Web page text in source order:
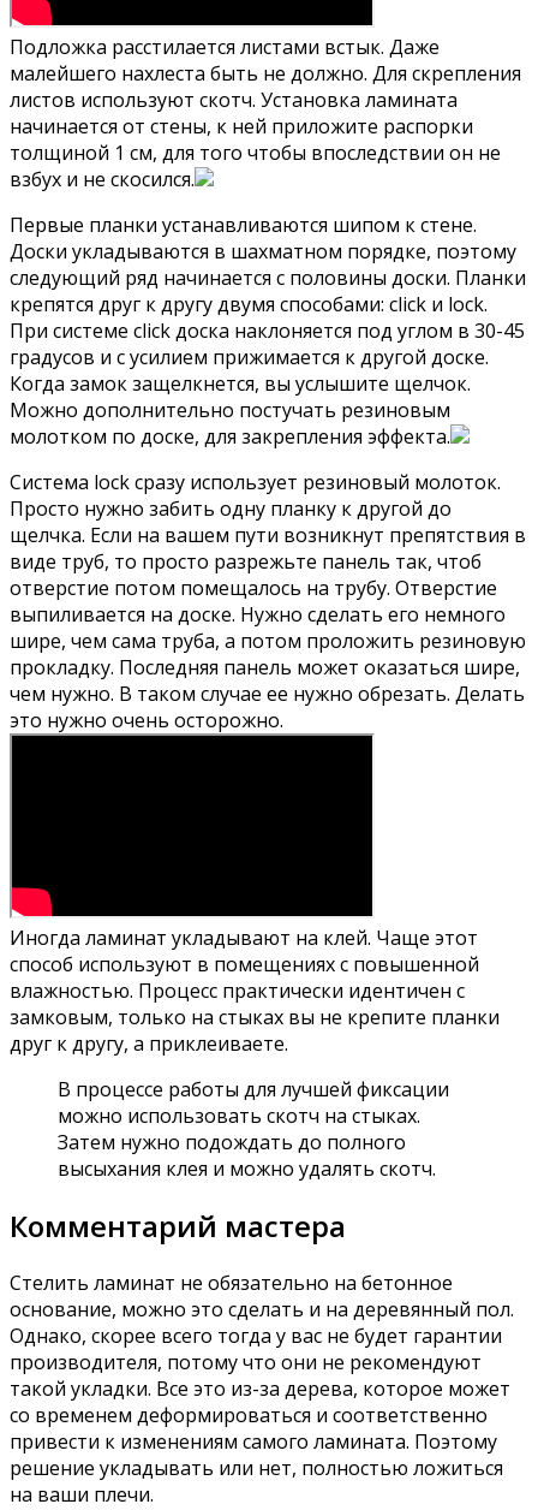
Подложка расстилается листами встык. Даже
малейшего нахлеста быть не должно. Для скрепления
листов используют скотч. Установка ламината
начинается от стены, к ней приложите распорки
толщиной 1 см, для того чтобы впоследствии он не
взбух и не скосился.
Первые планки устанавливаются шипом к стене.
Доски укладываются в шахматном порядке, поэтому
следующий ряд начинается с половины доски. Планки
крепятся друг к другу двумя способами: click и lock.
При системе click доска наклоняется под углом в 30-45
градусов и с усилием прижимается к другой доске.
Когда замок защелкнется, вы услышите щелчок.
Можно дополнительно постучать резиновым
молотком по доске, для закрепления эффекта.
Система lock сразу использует резиновый молоток.
Просто нужно забить одну планку к другой до
щелчка. Если на вашем пути возникнут препятствия в
виде труб, то просто разрежьте панель так, чтоб
отверстие потом помещалось на трубу. Отверстие
выпиливается на доске. Нужно сделать его немного
шире, чем сама труба, а потом проложить резиновую
прокладку. Последняя панель может оказаться шире,
чем нужно. В таком случае ее нужно обрезать. Делать
это нужно очень осторожно.
Иногда ламинат укладывают на клей. Чаще этот
способ используют в помещениях с повышенной
влажностью. Процесс практически идентичен с
замковым, только на стыках вы не крепите планки
друг к другу, а приклеиваете.
В процессе работы для лучшей фиксации
можно использовать скотч на стыках.
Затем нужно подождать до полного
высыхания клея и можно удалять скотч.
Комментарий мастера
Стелить ламинат не обязательно на бетонное
основание, можно это сделать и на деревянный пол.
Однако, скорее всего тогда у вас не будет гарантии
производителя, потому что они не рекомендуют
такой укладки. Все это из-за дерева, которое может
со временем деформироваться и соответственно
привести к изменениям самого ламината. Поэтому
решение укладывать или нет, полностью ложиться
на ваши плечи.